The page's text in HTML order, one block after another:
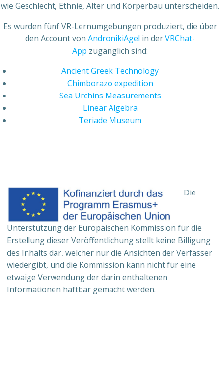
wie Geschlecht, Ethnie, Alter und Körperbau unterscheiden.
Es wurden fünf VR-Lernumgebungen produziert, die über
den Account von AndronikiAgel in derVRChat-
App zugänglich sind:
Ancient Greek Technology​
Chimborazo expedition​
Sea Urchins Measurements​
Linear Algebra​
Teriade Museum
Die
Unterstützung der Europäischen Kommission für die
Erstellung dieser Veröffentlichung stellt keine Billigung
des Inhalts dar, welcher nur die Ansichten der Verfasser
wiedergibt, und die Kommission kann nicht für eine
etwaige Verwendung der darin enthaltenen
Informationen haftbar gemacht werden.